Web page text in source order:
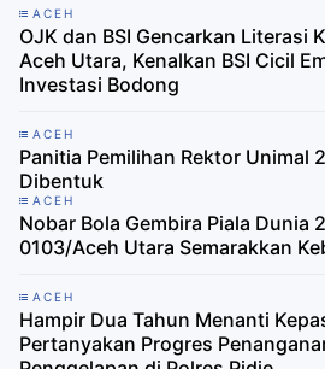
ACEH
OJK dan BSI Gencarkan Literasi
Aceh Utara, Kenalkan BSI Cicil
Investasi Bodong
ACEH
Panitia Pemilihan Rektor Unimal
Dibentuk
ACEH
Nobar Bola Gembira Piala Dunia
0103/Aceh Utara Semarakkan
ACEH
Hampir Dua Tahun Menanti
Pertanyakan Progres